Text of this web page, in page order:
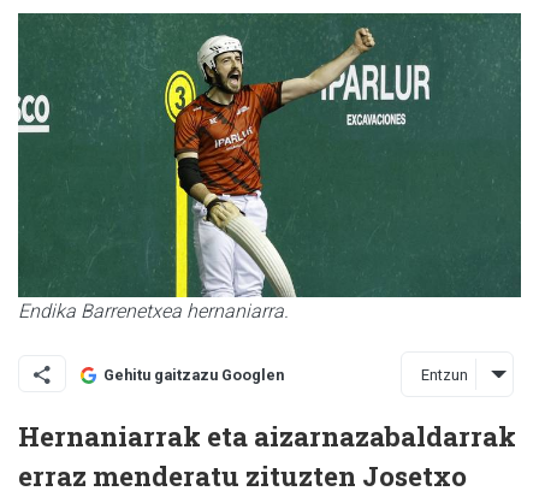
Endika Barrenetxea hernaniarra.
Gehitu gaitzazu Googlen Entzun
Hernaniarrak eta aizarnazabaldarrak
erraz menderatu zituzten Josetxo